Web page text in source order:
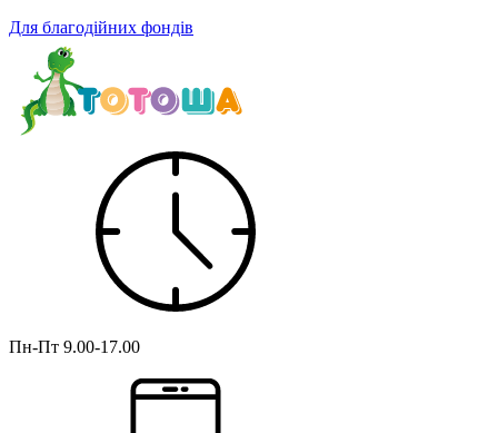
Для благодійних фондів
Пн-Пт 9.00-17.00